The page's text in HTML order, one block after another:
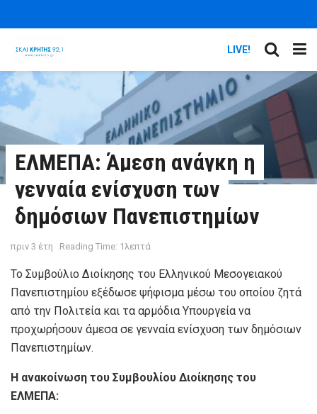
LIVE!
ΕΛΜΕΠΑ: Άμεση ανάγκη η
γενναία ενίσχυση των
δημόσιων Πανεπιστημίων
πριν 3 έτη Reading Time: 1λεπτά
Το Συμβούλιο Διοίκησης του Ελληνικού Μεσογειακού
Πανεπιστημίου εξέδωσε ψήφισμα μέσω του οποίου ζητά
από την Πολιτεία και τα αρμόδια Υπουργεία να
προχωρήσουν άμεσα σε γενναία ενίσχυση των δημόσιων
Πανεπιστημίων.
Η ανακοίνωση του Συμβουλίου Διοίκησης του
ΕΛΜΕΠΑ: